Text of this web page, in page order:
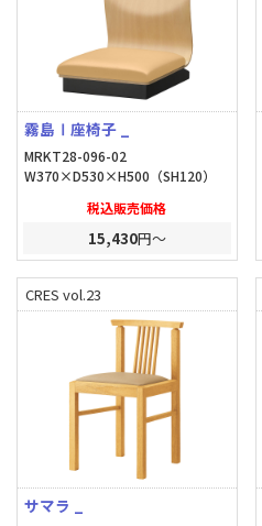
霧島Ⅰ座椅子 _
MRKT28-096-02
W370×D530×H500（SH120）
税込販売価格
15,430円～
CRES vol.23
サマラ _